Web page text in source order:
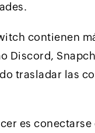
contienen
Discord,
trasladar las
es